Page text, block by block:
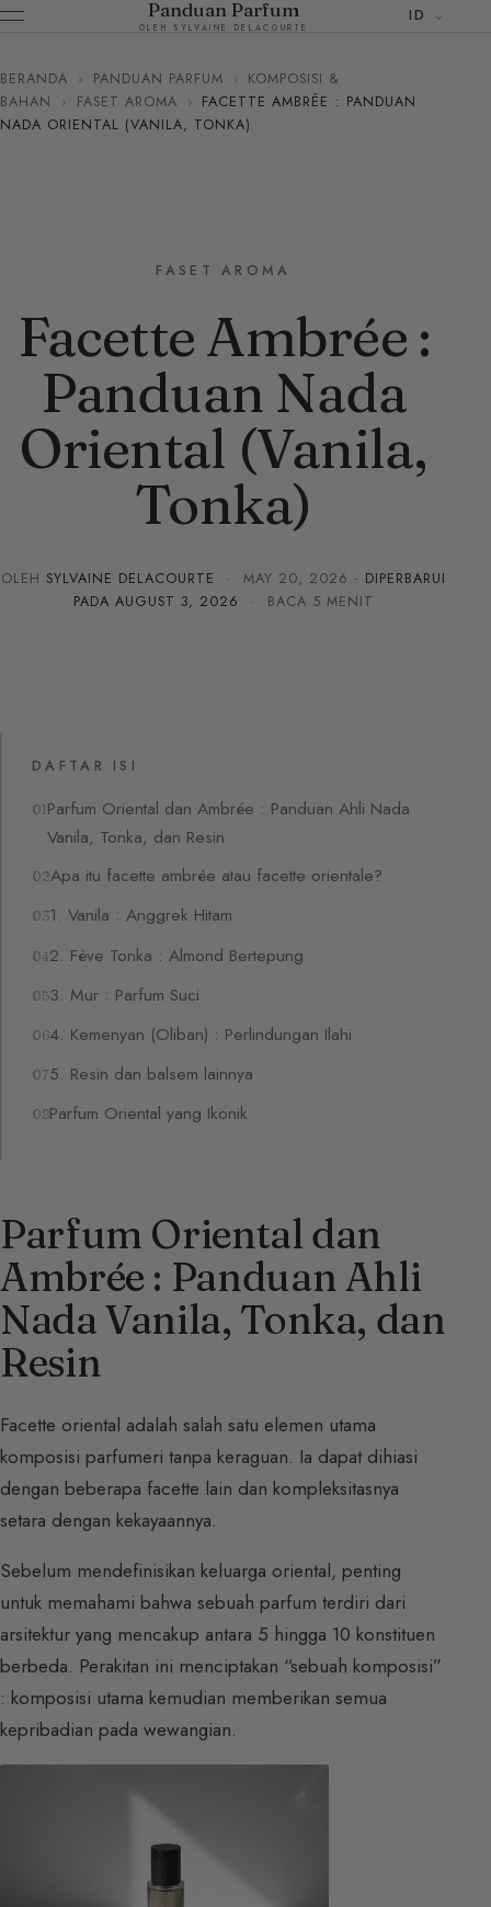
Panduan Parfum
OLEH SYLVAINE DELACOURTE
ID
BERANDA › PANDUAN PARFUM › KOMPOSISI &
BAHAN
› FASET AROMA › FACETTE AMBRÉE : PANDUAN
NADA ORIENTAL (VANILA, TONKA)
FASET AROMA
Facette Ambrée :
Panduan Nada
Oriental (Vanila,
Tonka)
OLEH SYLVAINE DELACOURTE · MAY 20, 2026 · DIPERBARUI
PADAAUGUST 3, 2026 · BACA 5 MENIT
DAFTAR ISI
Parfum Oriental dan Ambrée : Panduan Ahli Nada
Vanila, Tonka, dan Resin
Apa itu facette ambrée atau facette orientale?
1. Vanila : Anggrek Hitam
2. Fève Tonka : Almond Bertepung
3. Mur : Parfum Suci
4. Kemenyan (Oliban) : Perlindungan Ilahi
5. Resin dan balsem lainnya
Parfum Oriental yang Ikonik
Parfum Oriental dan
Ambrée : Panduan Ahli
Nada Vanila, Tonka, dan
Resin
Facette oriental adalah salah satu elemen utama
komposisi parfumeri tanpa keraguan. Ia dapat dihiasi
dengan beberapa facette lain dan kompleksitasnya
setara dengan kekayaannya.
Sebelum mendefinisikan keluarga oriental, penting
untuk memahami bahwa sebuah parfum terdiri dari
arsitektur yang mencakup antara 5 hingga 10 konstituen
berbeda. Perakitan ini menciptakan “sebuah komposisi”
: komposisi utama kemudian memberikan semua
kepribadian pada wewangian.